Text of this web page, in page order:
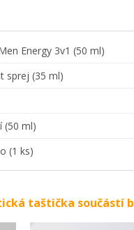
Energy 3v1 (50 ml)
sprej (35 ml)
(50 ml)
(1 ks)
taštička součástí